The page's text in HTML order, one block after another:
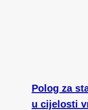
Polog za
u cijelosti